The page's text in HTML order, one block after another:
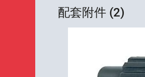
配套附件 (2)